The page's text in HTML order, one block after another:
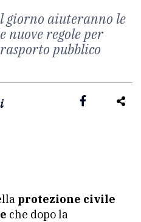
giorno aiuteranno le
nuove regole per
pubblico
protezione civile
che dopo la